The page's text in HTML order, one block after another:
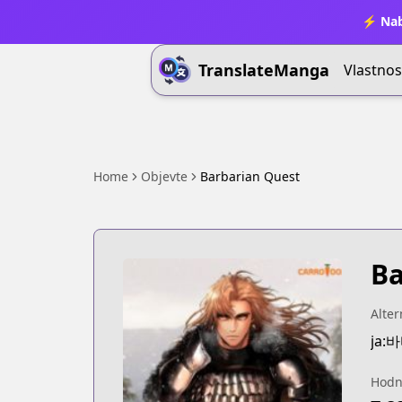
⚡
TranslateManga
Home Objevte Barbarian Quest
ja: